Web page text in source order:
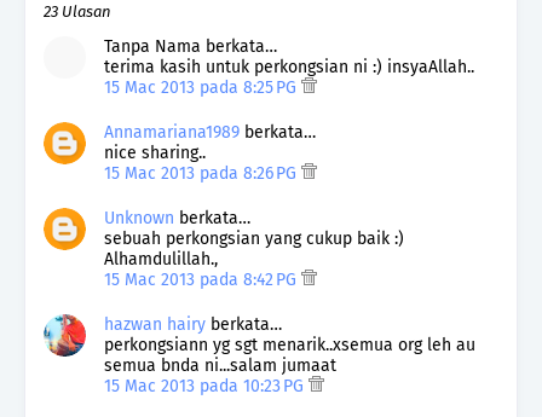
23 Ulasan
Tanpa Nama berkata…
terima kasih untuk perkongsian ni :) insyaAllah..
15 Mac 2013 pada 8:25 PG
Annamariana1989 berkata…
nice sharing..
15 Mac 2013 pada 8:26 PG
Unknown berkata…
sebuah perkongsian yang cukup baik :)
Alhamdulillah.,
15 Mac 2013 pada 8:42 PG
hazwan hairy berkata…
perkongsiann yg sgt menarik..xsemua org leh au
semua bnda ni...salam jumaat
15 Mac 2013 pada 10:23 PG